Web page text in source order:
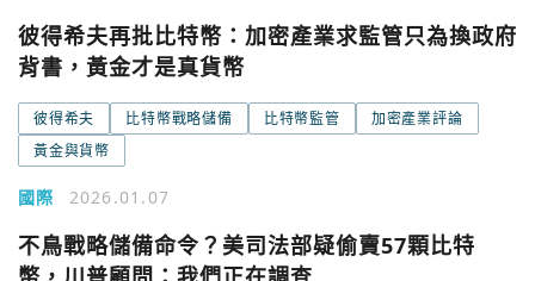
彼得希夫再批比特幣：加密產業求監管只為換政府
背書，黃金才是真貨幣
彼得希夫 比特幣戰略儲備 比特幣監管
加密產業評論
黃金與貨幣
國際 2026.01.07
不鳥戰略儲備命令？美司法部疑偷賣57顆比特